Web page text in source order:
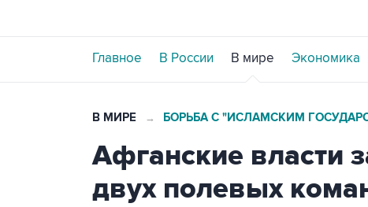
Главное В России В мире Экономика
В МИРЕ → БОРЬБА С "ИСЛАМСКИМ
Афганские власти
двух полевых